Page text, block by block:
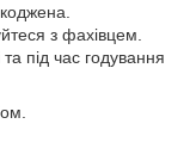
з фахівцем.
та під час годування